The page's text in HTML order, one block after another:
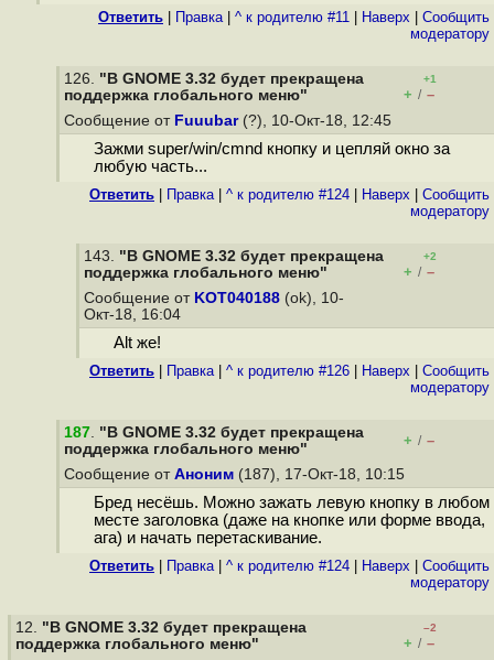
Ответить Правка| ^ к родителю #11 Наверх
Cообщить
модератору
126. "В GNOME 3.32 будет прекращена
поддержка глобального меню"
+1
+ / –
Сообщение от Fuuubar(?), 10-Окт-18, 12:45
Зажми super/win/cmnd кнопку и цепляй окно за
любую часть...
Ответить Правка| ^ к родителю #124 Наверх
Cообщить
модератору
143. "В GNOME 3.32 будет прекращена
поддержка глобального меню"
+2
+ / –
Сообщение от KOT040188 (ok), 10-
Окт-18, 16:04
Alt же!
Ответить Правка| ^ к родителю #126 Наверх
Cообщить
модератору
187. "В GNOME 3.32 будет прекращена
поддержка глобального меню"
+ / –
Сообщение от Аноним (187), 17-Окт-18, 10:15
Бред несёшь. Можно зажать левую кнопку в любом
месте заголовка (даже на кнопке или форме ввода,
ага) и начать перетаскивание.
Ответить Правка| ^ к родителю #124 Наверх
Cообщить
модератору
12. "В GNOME 3.32 будет прекращена
поддержка глобального меню"
–2
+ / –